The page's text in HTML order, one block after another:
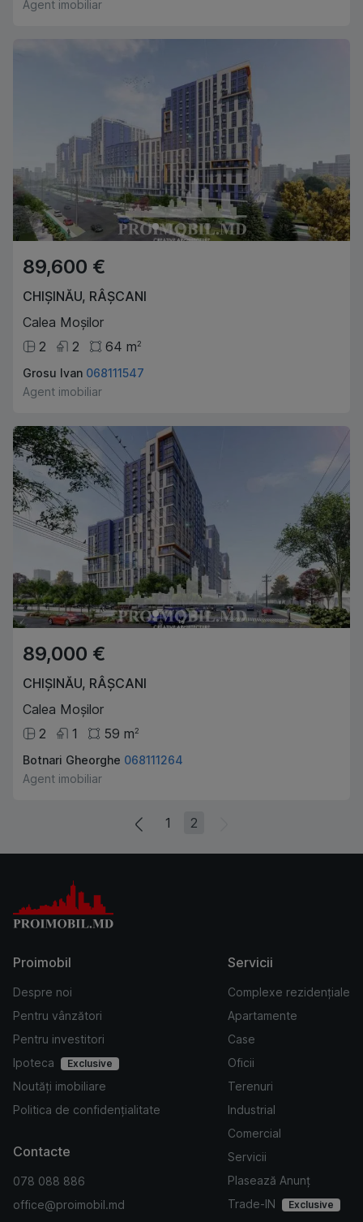
Agent imobiliar
89,600 €
CHIȘINĂU, RÂȘCANI
Calea Moșilor
2
2 64 m2
Grosu Ivan 068111547
Agent imobiliar
89,000 €
CHIȘINĂU, RÂȘCANI
Calea Moșilor
2
1 59 m2
Botnari Gheorghe 068111264
Agent imobiliar
1 2
Proimobil
Despre noi
Pentru vânzători
Pentru investitori
Ipoteca
Exclusive
Noutăți imobiliare
Politica de confidențialitate
Servicii
Complexe rezidențiale
Apartamente
Case
Oficii
Terenuri
Industrial
Comercial
Servicii
Plasează Anunț
Trade-IN
Exclusive
Contacte
078 088 886
office@proimobil.md